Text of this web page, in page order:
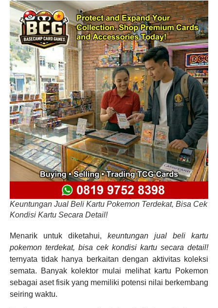
Keuntungan Jual Beli Kartu Pokemon Terdekat, Bisa Cek
Kondisi Kartu Secara Detail!
Menarik untuk diketahui, keuntungan jual beli kartu
pokemon terdekat, bisa cek kondisi kartu secara detail!
ternyata tidak hanya berkaitan dengan aktivitas koleksi
semata. Banyak kolektor mulai melihat kartu Pokemon
sebagai aset fisik yang memiliki potensi nilai berkembang
seiring waktu.